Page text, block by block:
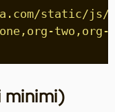
static/js/
two,org-